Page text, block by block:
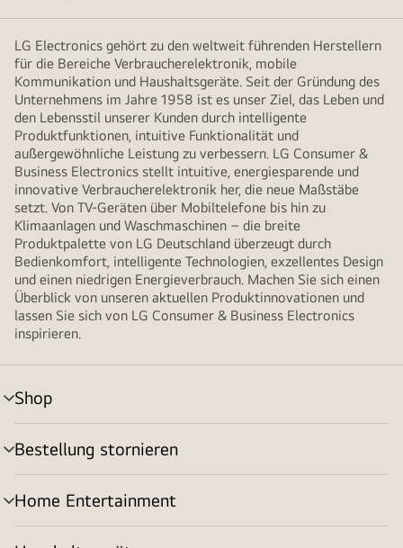
LG Electronics gehört zu den weltweit führenden Herstellern
für die Bereiche Verbraucherelektronik, mobile
Kommunikation und Haushaltsgeräte. Seit der Gründung des
Unternehmens im Jahre 1958 ist es unser Ziel, das Leben und
den Lebensstil unserer Kunden durch intelligente
Produktfunktionen, intuitive Funktionalität und
außergewöhnliche Leistung zu verbessern. LG Consumer &
Business Electronics stellt intuitive, energiesparende und
innovative Verbraucherelektronik her, die neue Maßstäbe
setzt. Von TV-Geräten über Mobiltelefone bis hin zu
Klimaanlagen und Waschmaschinen – die breite
Produktpalette von LG Deutschland überzeugt durch
Bedienkomfort, intelligente Technologien, exzellentes Design
und einen niedrigen Energieverbrauch. Machen Sie sich einen
Überblick von unseren aktuellen Produktinnovationen und
lassen Sie sich von LG Consumer & Business Electronics
inspirieren.
Shop
Menü
umschalten
Bestellung stornieren
Menü
umschalten
Home Entertainment
Menü
umschalten